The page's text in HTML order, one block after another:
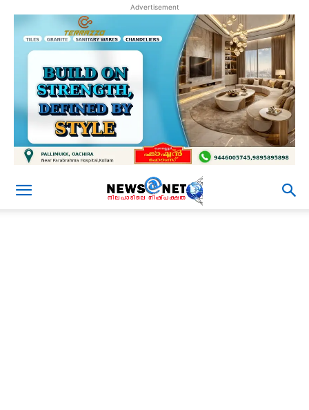
Advertisement